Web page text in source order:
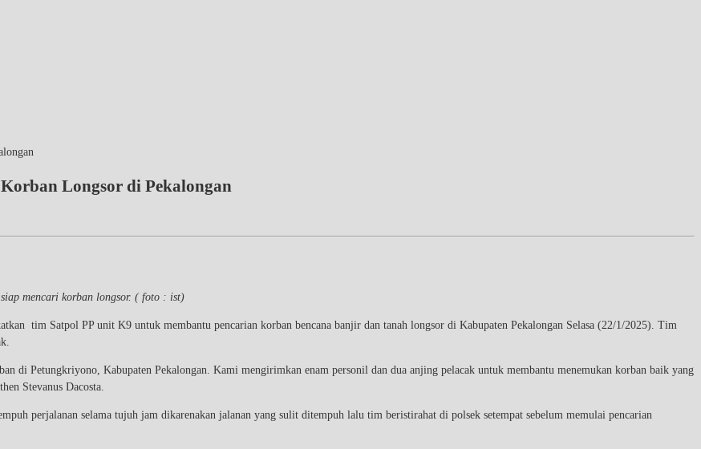
Longsor di Pekalongan
mencari korban longsor. ( foto : ist)
tim Satpol PP unit K9 untuk membantu pencarian korban bencana banjir dan tanah longsor di Kabupaten Pekalongan Selasa (22/1/2025). Tim
di Petungkriyono, Kabupaten Pekalongan. Kami mengirimkan enam personil dan dua anjing pelacak untuk membantu menemukan korban baik yang
Stevanus Dacosta.
perjalanan selama tujuh jam dikarenakan jalanan yang sulit ditempuh lalu tim beristirahat di polsek setempat sebelum memulai pencarian